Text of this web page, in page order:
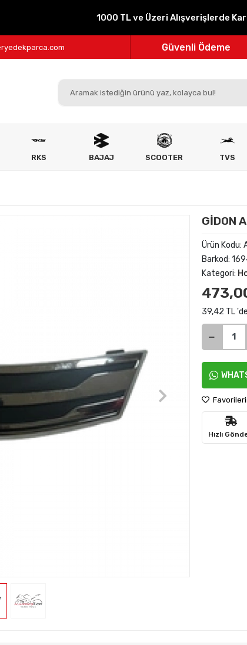
1000 TL ve Üzeri Alışverişlerde
Parçanızın Online
100% Orijinal Ürün
Güvenli Ödeme
Ücretsiz İade
RKS BAJAJ SCOOTER TVS
GİDON
Ürün Kodu:
Barkod:
Kategori:
39,42 TL
Hızlı